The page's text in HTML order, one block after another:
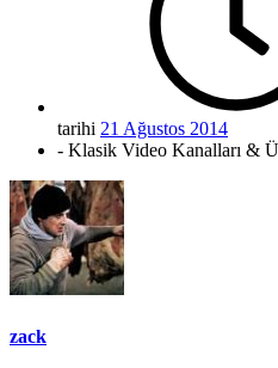
tarihi 21 Ağustos 2014
- Klasik Video Kanalları &
zack